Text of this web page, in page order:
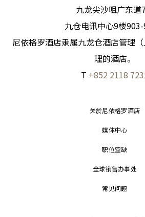
九龙尖沙咀广东道
九仓电讯中心9楼
尼依格罗酒店隶属九龙仓酒店管理
理的酒店。
T +852 2118
关於尼依格罗酒店
媒体中心
职位空缺
全球销售办事处
常见问题